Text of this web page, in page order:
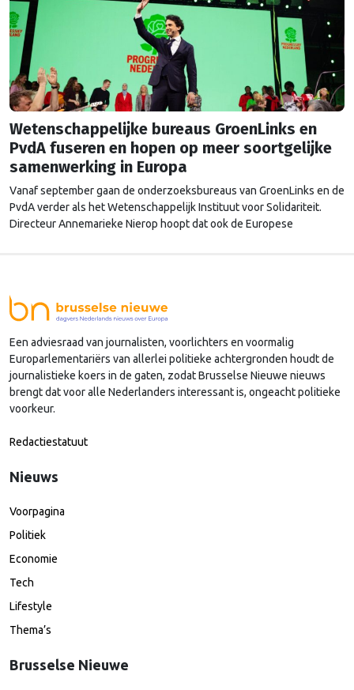
Wetenschappelijke bureaus GroenLinks en
PvdA fuseren en hopen op meer soortgelijke
samenwerking in Europa
Vanaf september gaan de onderzoeksbureaus van GroenLinks en de
PvdA verder als het Wetenschappelijk Instituut voor Solidariteit.
Directeur Annemarieke Nierop hoopt dat ook de Europese
Een adviesraad van journalisten, voorlichters en voormalig
Europarlementariërs van allerlei politieke achtergronden houdt de
journalistieke koers in de gaten, zodat Brusselse Nieuwe nieuws
brengt dat voor alle Nederlanders interessant is, ongeacht politieke
voorkeur.
Redactiestatuut
Nieuws
Voorpagina
Politiek
Economie
Tech
Lifestyle
Thema’s
Brusselse Nieuwe